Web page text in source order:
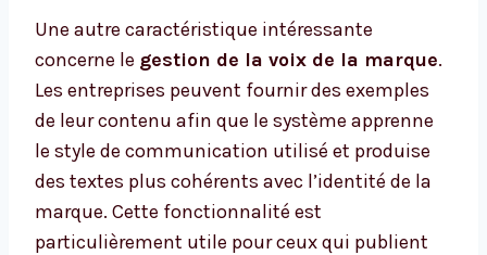
Une autre caractéristique intéressante
concerne le gestion de la voix de la marque.
Les entreprises peuvent fournir des exemples
de leur contenu afin que le système apprenne
le style de communication utilisé et produise
des textes plus cohérents avec l’identité de la
marque. Cette fonctionnalité est
particulièrement utile pour ceux qui publient